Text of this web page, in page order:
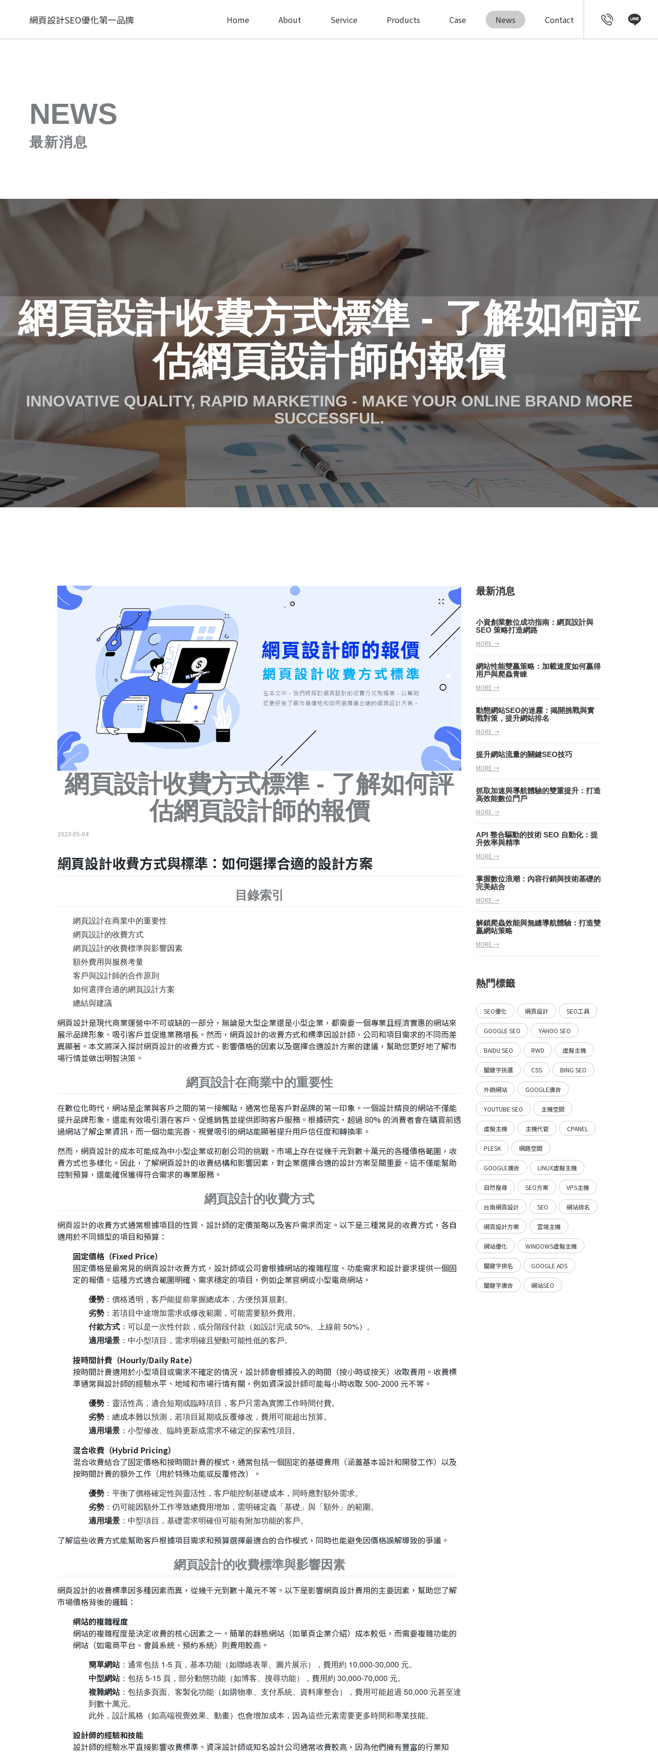
網頁設計SEO優化第一品牌 Home About Service Products Case News Contact
NEWS
最新消息
網頁設計收費方式標準 - 了解如何評
估網頁設計師的報價
INNOVATIVE QUALITY, RAPID MARKETING - MAKE YOUR ONLINE BRAND MORE
SUCCESSFUL.
網頁設計收費方式標準 - 了解如何評
估網頁設計師的報價
2023-05-04
網頁設計收費方式與標準：如何選擇合適的設計方案
目錄索引
網頁設計在商業中的重要性
網頁設計的收費方式
網頁設計的收費標準與影響因素
額外費用與服務考量
客戶與設計師的合作原則
如何選擇合適的網頁設計方案
總結與建議
網頁設計是現代商業運營中不可或缺的一部分，無論是大型企業還是小型企業，都需要一個專業且經濟實惠的網站來
展示品牌形象、吸引客戶並促進業務增長。然而，網頁設計的收費方式和標準因設計師、公司和項目需求的不同而差
異顯著。本文將深入探討網頁設計的收費方式、影響價格的因素以及選擇合適設計方案的建議，幫助您更好地了解市
場行情並做出明智決策。
網頁設計在商業中的重要性
在數位化時代，網站是企業與客戶之間的第一接觸點，通常也是客戶對品牌的第一印象。一個設計精良的網站不僅能
提升品牌形象，還能有效吸引潛在客戶、促進銷售並提供即時客戶服務。根據研究，超過 80% 的消費者會在購買前透
過網站了解企業資訊，而一個功能完善、視覺吸引的網站能顯著提升用戶信任度和轉換率。
然而，網頁設計的成本可能成為中小型企業或初創公司的挑戰。市場上存在從幾千元到數十萬元的各種價格範圍，收
費方式也多樣化。因此，了解網頁設計的收費結構和影響因素，對企業選擇合適的設計方案至關重要。這不僅能幫助
控制預算，還能確保獲得符合需求的專業服務。
網頁設計的收費方式
網頁設計的收費方式通常根據項目的性質、設計師的定價策略以及客戶需求而定。以下是三種常見的收費方式，各自
適用於不同類型的項目和預算：
固定價格（Fixed Price）
固定價格是最常見的網頁設計收費方式 ，設計師或公司會根據網站的複雜程度、功能需求和設計要求提供一個固
定的報價。這種方式適合範圍明確、需求穩定的項目，例如企業官網或小型電商網站。
優勢 ：價格透明，客戶能提前掌握總成本，方便預算規劃。
劣勢 ：若項目中途增加需求或修改範圍，可能需要額外費用。
付款方式 ：可以是一次性付款，或分階段付款（如設計完成 50%、上線前 50%）。
適用場景 ：中小型項目，需求明確且變動可能性低的客戶。
按時間計費（Hourly/Daily Rate）
按時間計費適用於小型項目或需求不確定的情況，設計師會根據投入的時間（按小時或按天）收取費用。收費標
準通常與設計師的經驗水平、地域和市場行情有關，例如資深設計師可能每小時收取 500-2000 元不等。
優勢 ：靈活性高，適合短期或臨時項目，客戶只需為實際工作時間付費。
劣勢 ：總成本難以預測，若項目延期或反覆修改，費用可能超出預算。
適用場景 ：小型修改、臨時更新或需求不確定的探索性項目。
混合收費（Hybrid Pricing）
混合收費結合了固定價格和按時間計費的模式，通常包括一個固定的基礎費用（涵蓋基本設計和開發工作）以及
按時間計費的額外工作（用於特殊功能或反覆修改）。
優勢 ：平衡了價格確定性與靈活性，客戶能控制基礎成本，同時應對額外需求。
劣勢 ：仍可能因額外工作導致總費用增加，需明確定義「基礎」與「額外」的範圍。
適用場景 ：中型項目，基礎需求明確但可能有附加功能的客戶。
了解這些收費方式能幫助客戶根據項目需求和預算選擇最適合的合作模式，同時也能避免因價格誤解導致的爭議。
網頁設計的收費標準與影響因素
網頁設計的收費標準因多種因素而異，從幾千元到數十萬元不等。以下是影響網頁設計費用的主要因素，幫助您了解
市場價格背後的邏輯：
網站的複雜程度
網站的複雜程度是決定收費的核心因素之一。簡單的靜態網站（如單頁企業介紹）成本較低，而需要複雜功能的
網站（如電商平台、會員系統、預約系統）則費用較高。
簡單網站：通常包括 1-5 頁，基本功能（如聯絡表單、圖片展示），費用約 10,000-30,000 元。
中型網站：包括 5-15 頁，部分動態功能（如博客、搜尋功能），費用約 30,000-70,000 元。
複雜網站：包括多頁面、客製化功能（如購物車、支付系統、資料庫整合），費用可能超過 50,000 元甚至達
到數十萬元。
此外，設計風格（如高端視覺效果、動畫）也會增加成本，因為這些元素需要更多時間和專業技能。
設計師的經驗和技能
設計師的經驗水平直接影響收費標準。資深設計師或知名設計公司通常收費較高，因為他們擁有豐富的行業知
最新消息
小資創業數位成功指南：網頁設計與
SEO 策略打造網路
MORE →
網站性能雙贏策略：加載速度如何贏得
用戶與爬蟲青睞
MORE →
動態網站SEO的迷霧：揭開挑戰與實
戰對策，提升網站排名
MORE →
提升網站流量的關鍵SEO技巧
MORE →
抓取加速與導航體驗的雙重提升：打造
高效能數位門戶
MORE →
API 整合驅動的技術 SEO 自動化：提
升效率與精準
MORE →
掌握數位浪潮：內容行銷與技術基礎的
完美結合
MORE →
解鎖爬蟲效能與無縫導航體驗：打造雙
贏網站策略
MORE →
熱門標籤
SEO優化 網頁設計 SEO工具
GOOGLE SEO YAHOO SEO
BAIDU SEO RWD 虛擬主機
關鍵字挑選 CSS BING SEO
外銷網站 GOOGLE廣告
YOUTUBE SEO 主機空間
虛擬主機 主機代管 CPANEL
PLESK 網路空間
GOOGLE廣告 LINUX虛擬主機
自然搜尋 SEO方案 VPS主機
台南網頁設計 SEO 網站排名
網頁設計方案 雲端主機
網站優化 WINDOWS虛擬主機
關鍵字排名 GOOGLE ADS
關鍵字廣告 網站SEO